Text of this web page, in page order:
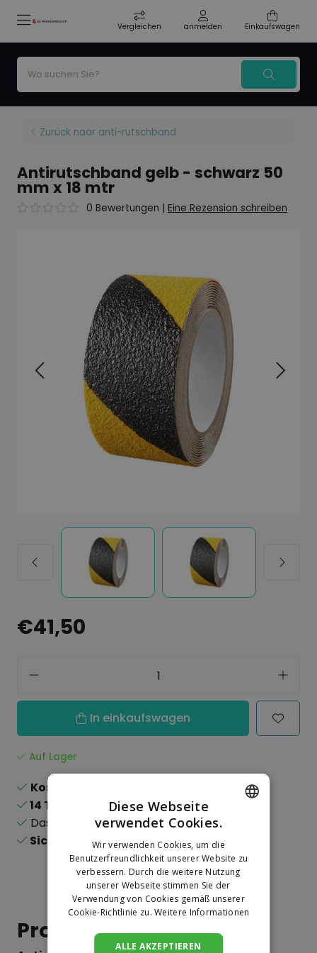
Vergleichen anmelden Einkaufswagen
Zurück naar anti-rutschband
Antirutschband gelb - schwarz 50
mm x 18 mtr
0 Bewertungen | Eine Rezension schreiben
€41,50
In einkaufswagen
Auf Lager
Kostenloser Versand
14 Tage
Rückgaberecht
Das
größteSortiment
Sichere
Online-Zahlungen
Produktinformation
DUTCH
GERMAN
Diese Webseite
verwendet Cookies.
Wir verwenden Cookies, um die
Benutzerfreundlichkeit unserer Website zu
verbessern. Durch die weitere Nutzung
unserer Webseite stimmen Sie der
Verwendung von Cookies gemäß unserer
Cookie-Richtlinie zu. Weitere Informationen
ALLE AKZEPTIEREN